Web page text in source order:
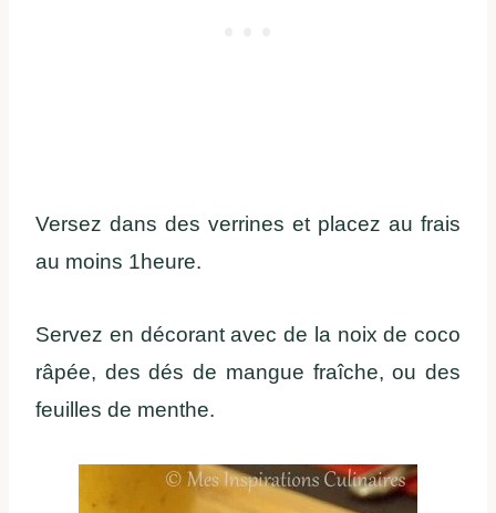
Versez dans des verrines et placez au frais
au moins 1heure.
Servez en décorant avec de la noix de coco
râpée, des dés de mangue fraîche, ou des
feuilles de menthe.